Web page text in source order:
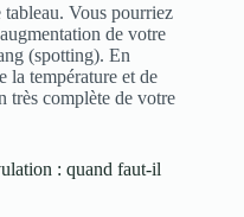
tableau. Vous pourriez
de votre
(spotting). En
la température et de
très complète de votre
: quand faut-il